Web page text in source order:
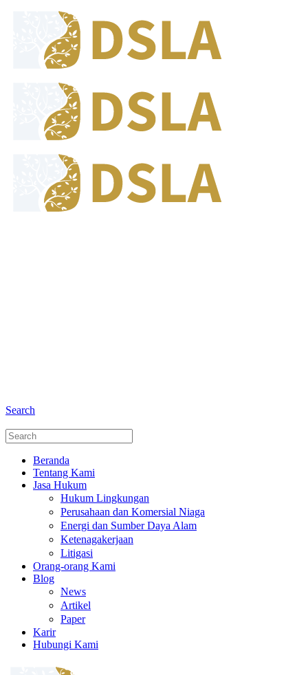
Search
Beranda
Tentang Kami
Jasa Hukum
Hukum Lingkungan
Perusahaan dan Komersial Niaga
Energi dan Sumber Daya Alam
Ketenagakerjaan
Litigasi
Orang-orang Kami
Blog
News
Artikel
Paper
Karir
Hubungi Kami